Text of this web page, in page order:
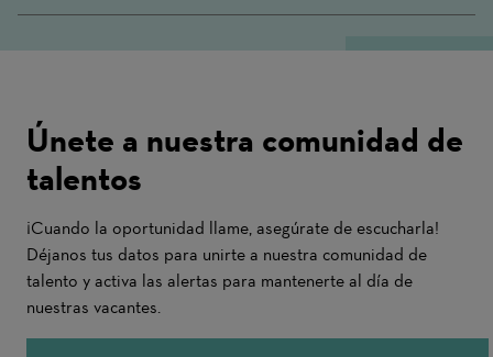
Únete a nuestra comunidad de
talentos
¡Cuando la oportunidad llame, asegúrate de escucharla!
Déjanos tus datos para unirte a nuestra comunidad de
talento y activa las alertas para mantenerte al día de
nuestras vacantes.